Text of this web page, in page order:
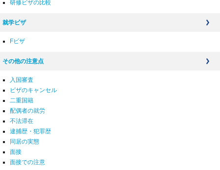
研修ビザの比較
就学ビザ
Fビザ
その他の注意点
入国審査
ビザのキャンセル
二重国籍
配偶者の就労
不法滞在
逮捕歴・犯罪歴
同居の実態
面接
面接での注意